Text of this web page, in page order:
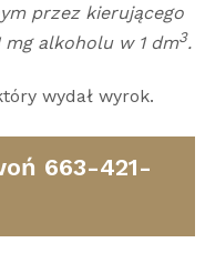
przez kierującego
alkoholu w 1 dm3.
wydał wyrok.
663-421-